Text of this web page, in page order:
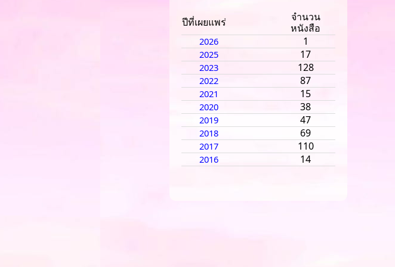
ปีที่เผยแพร่
จำนวน
หนังสือ
2026 1
2025 17
2023 128
2022 87
2021 15
2020 38
2019 47
2018 69
2017 110
2016 14